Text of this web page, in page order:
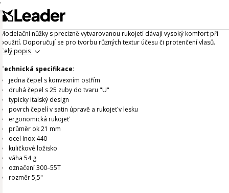
Modelační nůžky s precizně vytvarovanou rukojetí dávají vysoký komfort při
použití. Doporučují se pro tvorbu různých textur účesu či protenčení vlasů.
Celý popis
Technická specifikace:
jedna čepel s konvexním ostřím
druhá čepel s 25 zuby do tvaru "U"
typicky italský design
povrch čepelí v satin úpravě a rukojeť v lesku
ergonomická rukojeť
průměr ok 21 mm
ocel Inox 440
kuličkové ložisko
váha 54 g
označení 300–55T
rozměr 5,5"